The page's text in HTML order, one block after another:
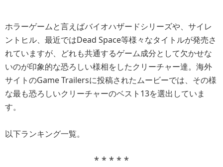
ホラーゲームと言えばバイオハザードシリーズや、サイレ
ントヒル、最近ではDead Space等様々なタイトルが発売さ
れていますが、どれも共通するゲーム成分として欠かせな
いのが印象的な恐ろしい様相をしたクリーチャー達。海外
サイトのGame Trailersに投稿されたムービーでは、その様
な最も恐ろしいクリーチャーのベスト13を選出していま
す。
以下ランキング一覧。
* * * * *